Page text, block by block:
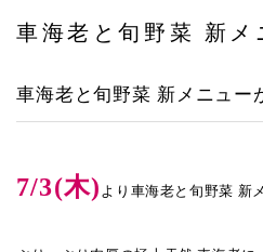
与野
店舗一
車海老と旬野菜 新メ
車海老と旬野菜 新メニュー
7/3(木) より車海老と旬野菜 新